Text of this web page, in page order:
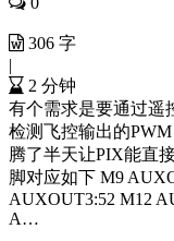
306 字
|
2 分钟
有个需求是要通过遥
检测飞控输出的
腾了半天让PIX能直
脚对应如下 M9
AUXOUT3:52 M12
A…